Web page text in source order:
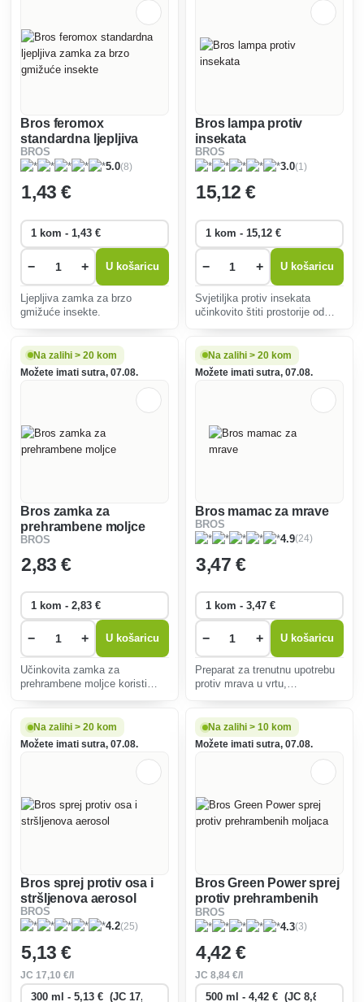
Bros feromox
standardna ljepljiva
zamka za brzo gmižuće
insekte
BROS
5.0(8)
1,43 €
− + U košaricu
Ljepljiva zamka za brzo
gmižuće insekte.
Bros lampa protiv
insekata
BROS
3.0(1)
15,12 €
− + U košaricu
Svjetiljka protiv insekata
učinkovito štiti prostorije od
gospodarske objekte.
Na zalihi > 20 kom
Možete imati sutra, 07.08.
Bros zamka za
prehrambene moljce
BROS
2,83 €
− + U košaricu
Učinkovita zamka za
prehrambene moljce koristi
štiteći vaše zalihe. Bez
kemikalija, siguran za djecu i
Na zalihi > 20 kom
Možete imati sutra, 07.08.
Bros mamac za mrave
BROS
4.9(24)
3,47 €
− + U košaricu
Preparat za trenutnu upotrebu
protiv mrava u vrtu,
Na zalihi > 20 kom
Možete imati sutra, 07.08.
Bros sprej protiv osa i
stršljenova aerosol
BROS
4.2(25)
5,13 €
JC 17,10 €/l
Na zalihi > 10 kom
Možete imati sutra, 07.08.
Bros Green Power sprej
protiv prehrambenih
moljaca
BROS
4.3(3)
4,42 €
JC 8,84 €/l